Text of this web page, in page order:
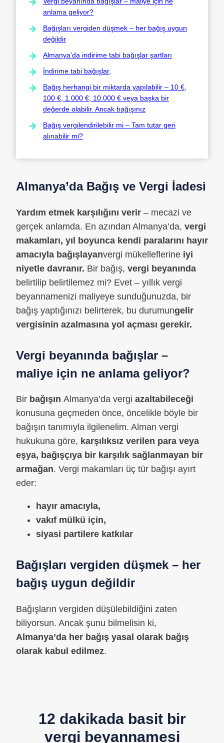
anlama geliyor?
Bağışları vergiden düşmek – her bağış uygun
değildir
Almanya'da indirime tabi bağışlar şartları
İndirime tabi bağışlar,
Bağış herhangi bir miktarda yapılabilir – 10 €,
100 €, 1.000 €, 10.000 € veya başka bir
değerde olabilir. Ancak bağışınız
Bağış vergilendirilebilir mi – Tam tutar geri
alınabilir mi?
Almanya’da Bağış ve Vergi İadesi
Yardım etmek karşılığını verir – mecazi ve
gerçek anlamda. En azından Almanya’da, vergi
makamları, yıl boyunca kendi paralarını hayır
amacıyla bağışlayanvergi mükelleflerine iyi
niyetle davranır. Bir bağış, vergi beyanında
belirtilip belirtilemez mi? Evet – yıllık vergi
beyannamenizi maliyeye sunduğunuzda, bir
bağış yaptığınızı belirterek, bu durumungelir
vergisinin azalmasına yol açması gerekir.
Vergi beyanında bağışlar –
maliye için ne anlama geliyor?
Bir bağışın Almanya’da vergi azaltabileceği
konusuna geçmeden önce, öncelikle böyle bir
bağışın tanımıyla ilgilenelim. Alman vergi
hukukuna göre, karşılıksız verilen para veya
eşya, bağışçıya bir karşılık sağlanmayan bir
armağan. Vergi makamları üç tür bağışı ayırt
eder:
hayır amacıyla,
vakıf mülkü için,
siyasi partilere katkılar
Bağışları vergiden düşmek – her
bağış uygun değildir
Bağışların vergiden düşülebildiğini zaten
biliyorsun. Ancak şunu bilmelisin ki,
Almanya’da her bağış yasal olarak bağış
olarak kabul edilmez.
12 dakikada basit bir
vergi beyannamesi